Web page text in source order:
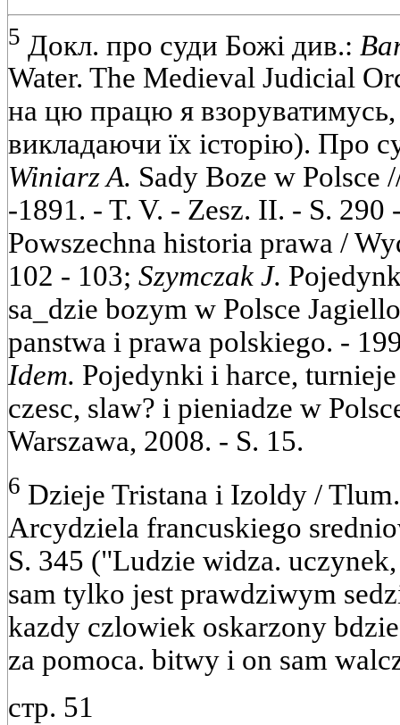
5 Докл. про суди Божі див.:
Water. The Medieval Judicial
на цю працю я
викладаючи їх історію). Про
Winiarz A. Sady Boze w
-1891. - T. V. - Zesz. II. - S. 290
Powszechna historia prawa /
102 - 103; Szymczak J.
sa_dzie bozym w Polsce
panstwa і prawa polskiego. -
Idem. Pojedynki і harce,
czesc, slaw? і pieniadze w
Warszawa, 2008. - S. 15.
6 Dzieje Tristana і Izoldy /
Arcydziela francuskiego
S. 345 ("Ludzie widza.
sam tylko jest prawdziwym
kazdy czlowiek oskarzony
za pomoca. bitwy і on sam
стр. 51